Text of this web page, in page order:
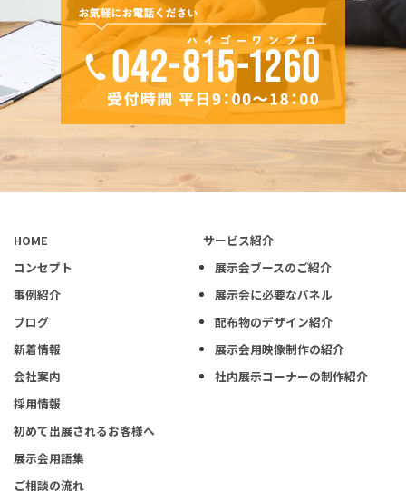
HOME
コンセプト
事例紹介
ブログ
新着情報
会社案内
採用情報
サービス紹介
展示会ブースのご紹介
展示会に必要なパネル
配布物のデザイン紹介
展示会用映像制作の紹介
社内展示コーナーの制作紹介
初めて出展されるお客様へ
展示会用語集
ご相談の流れ